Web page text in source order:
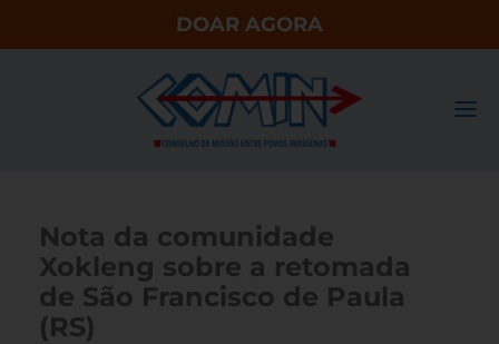
DOAR AGORA
Nota da comunidade
Xokleng sobre a retomada
de São Francisco de Paula
(RS)